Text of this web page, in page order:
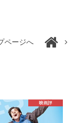
ページへ
映画評